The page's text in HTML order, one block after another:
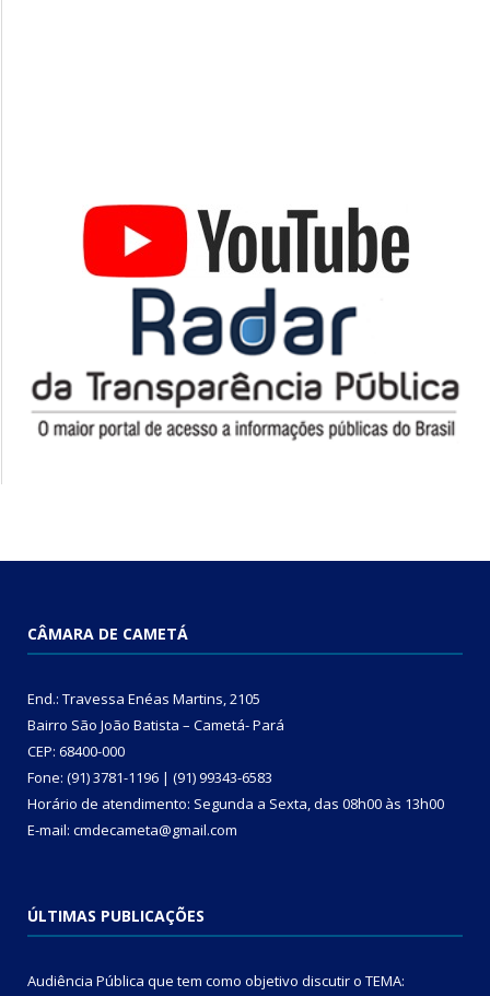
CÂMARA DE CAMETÁ
End.: Travessa Enéas Martins, 2105
Bairro São João Batista – Cametá- Pará
CEP: 68400-000
Fone: (91) 3781-1196 | (91) 99343-6583
Horário de atendimento: Segunda a Sexta, das 08h00 às 13h00
E-mail: cmdecameta@gmail.com
ÚLTIMAS PUBLICAÇÕES
Audiência Pública que tem como objetivo discutir o TEMA: